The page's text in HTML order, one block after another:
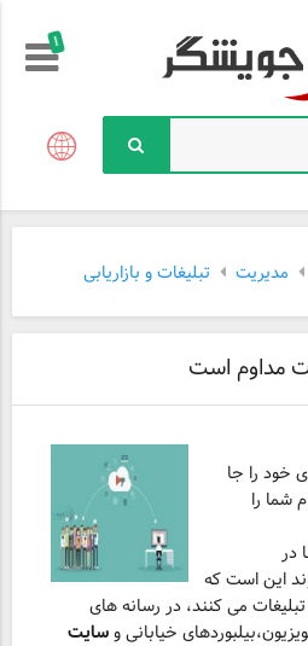
!
مدیریت تبلیغات و بازاریابی
مداوم است
خود را جا
شما را
در
این است که
می کنند، در رسانه های
خیابانی وسایت